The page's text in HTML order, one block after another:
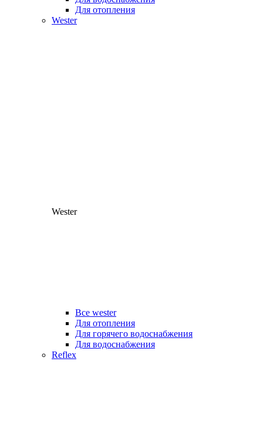
Для отопления
Wester
Wester
Все wester
Для отопления
Для горячего водоснабжения
Для водоснабжения
Reflex